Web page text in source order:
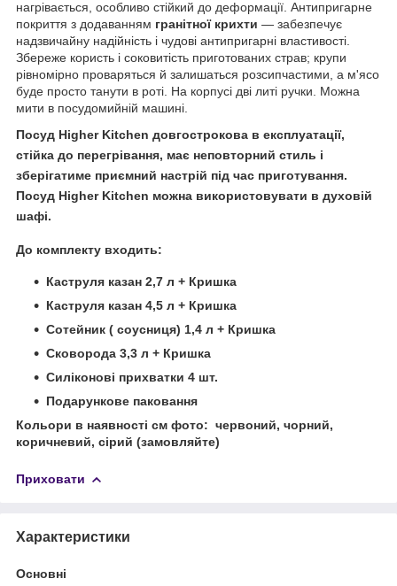
нагрівається, особливо стійкий до деформації. Антипригарне
покриття з додаванням гранітної крихти — забезпечує
надзвичайну надійність і чудові антипригарні властивості.
Збереже користь і соковитість приготованих страв; крупи
рівномірно проваряться й залишаться розсипчастими, а м'ясо
буде просто танути в роті. На корпусі дві литі ручки. Можна
мити в посудомийній машині.
Посуд Higher Kitchen довгострокова в експлуатації,
стійка до перегрівання, має неповторний стиль і
зберігатиме приємний настрій під час приготування.
Посуд Higher Kitchen можна використовувати в духовій
шафі.
До комплекту входить:
Каструля казан 2,7 л + Кришка
Каструля казан 4,5 л + Кришка
Сотейник ( соусниця) 1,4 л + Кришка
Сковорода 3,3 л + Кришка
Силіконові прихватки 4 шт.
Подарункове паковання
Кольори в наявності cм фото: червоний, чорний,
коричневий, сірий (замовляйте)
Приховати
Характеристики
Основні